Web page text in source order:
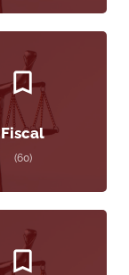
Fiscal
(60)